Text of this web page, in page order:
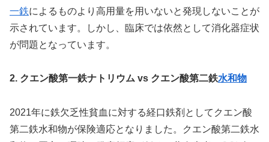
一鉄によるものより高用量を用いないと発現しないことが
示されています。しかし、臨床では依然として消化器症状
が問題となっています。
2. クエン酸第一鉄ナトリウム vs クエン酸第二鉄水和物
2021年に鉄欠乏性貧血に対する経口鉄剤としてクエン酸
第二鉄水和物が保険適応となりました。クエン酸第二鉄水